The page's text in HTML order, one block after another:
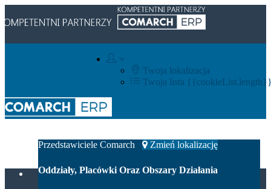
Twoja lokalizacja
Twoja lista
Przedstawiciele Comarch
Zmień lokalizację
Oddziały, Placówki Oraz Obszary Działania